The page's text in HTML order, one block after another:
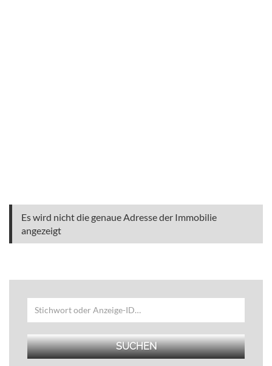
Es wird nicht die genaue Adresse der Immobilie
angezeigt